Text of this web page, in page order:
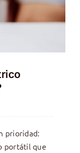
prioridad:
portátil que